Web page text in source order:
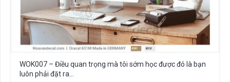
WOK007 – Điều quan trọng mà tôi sớm học được đó là bạn
luôn phải đặt ra…